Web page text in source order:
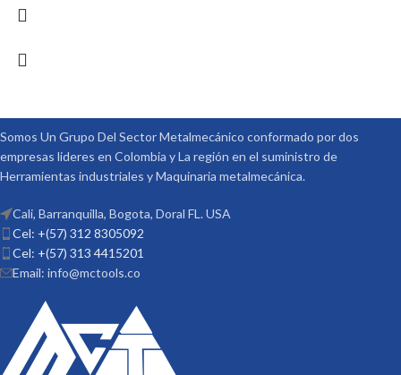
Somos Un Grupo Del Sector Metalmecánico conformado por dos
empresas lideres en Colombia y La región en el suministro de
Herramientas industriales y Maquinaria metalmecánica.
Cali, Barranquilla, Bogota, Doral FL. USA
Cel: +(57) 312 8305092
Cel: +(57) 313 4415201
Email: info@mctools.co